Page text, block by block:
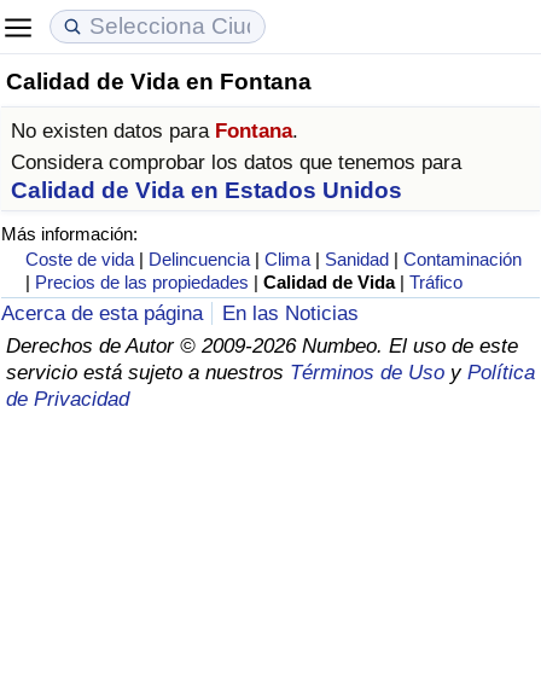
Calidad de Vida en Fontana
No existen datos para Fontana.
Considera comprobar los datos que tenemos para
Calidad de Vida en Estados Unidos
Más información:
Coste de vida | Delincuencia |Clima | Sanidad |Contaminación
| Precios de las propiedades |Calidad de Vida |Tráfico
Acerca de esta página
En las Noticias
Derechos de Autor © 2009-2026 Numbeo. El uso de este
servicio está sujeto a nuestros Términos de Uso y Política
de Privacidad
Coste de vida
Índice de Costo de Vida (Actual)
Índice de Costo de Vida
Índice de costo de vida por país
en aqaba
Precios de las propiedades
Índice de Precios de Inmuebles (Actual)
Índice de Precios de Inmuebles
Índice de Precios de Inmuebles por País
Calidad de Vida
Índice de Calidad de Vida
Índice de Calidad de Vida (Actual)
Índice de calidad de vida por país
Delincuencia
Calificación del Índice de Criminalidad